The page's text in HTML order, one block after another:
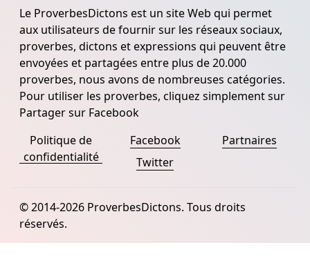
Le ProverbesDictons est un site Web qui permet
aux utilisateurs de fournir sur les réseaux sociaux,
proverbes, dictons et expressions qui peuvent être
envoyées et partagées entre plus de 20.000
proverbes, nous avons de nombreuses catégories.
Pour utiliser les proverbes, cliquez simplement sur
Partager sur Facebook
Politique de
confidentialité
Facebook
Twitter
Partnaires
© 2014-2026 ProverbesDictons. Tous droits
réservés.